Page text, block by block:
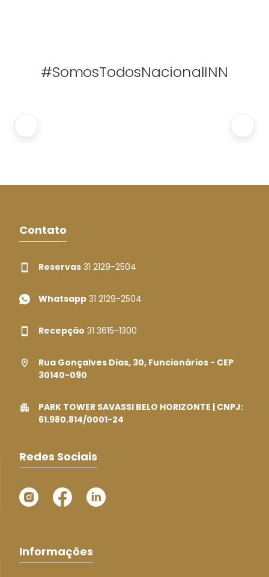
#SomosTodosNacionalINN
Contato
Reservas 31 2129-2504
Whatsapp 31 2129-2504
Recepção 31 3615-1300
Rua Gonçalves Dias, 30, Funcionários - CEP
30140-090
PARK TOWER SAVASSI BELO HORIZONTE | CNPJ:
61.980.814/0001-24
Redes Sociais
Informações